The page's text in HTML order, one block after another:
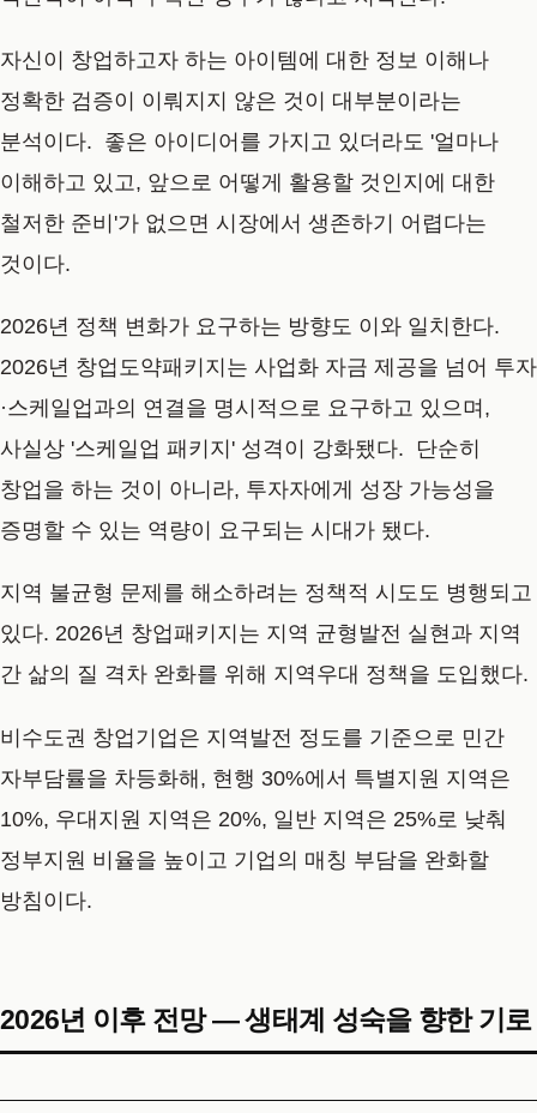
자신이 창업하고자 하는 아이템에 대한 정보 이해나
정확한 검증이 이뤄지지 않은 것이 대부분이라는
분석이다. 좋은 아이디어를 가지고 있더라도 '얼마나
이해하고 있고, 앞으로 어떻게 활용할 것인지에 대한
철저한 준비'가 없으면 시장에서 생존하기 어렵다는
것이다.
2026년 정책 변화가 요구하는 방향도 이와 일치한다.
2026년 창업도약패키지는 사업화 자금 제공을 넘어 투자
·스케일업과의 연결을 명시적으로 요구하고 있으며,
사실상 '스케일업 패키지' 성격이 강화됐다. 단순히
창업을 하는 것이 아니라, 투자자에게 성장 가능성을
증명할 수 있는 역량이 요구되는 시대가 됐다.
지역 불균형 문제를 해소하려는 정책적 시도도 병행되고
있다. 2026년 창업패키지는 지역 균형발전 실현과 지역
간 삶의 질 격차 완화를 위해 지역우대 정책을 도입했다.
비수도권 창업기업은 지역발전 정도를 기준으로 민간
자부담률을 차등화해, 현행 30%에서 특별지원 지역은
10%, 우대지원 지역은 20%, 일반 지역은 25%로 낮춰
정부지원 비율을 높이고 기업의 매칭 부담을 완화할
방침이다.
2026년 이후 전망 — 생태계 성숙을 향한 기로